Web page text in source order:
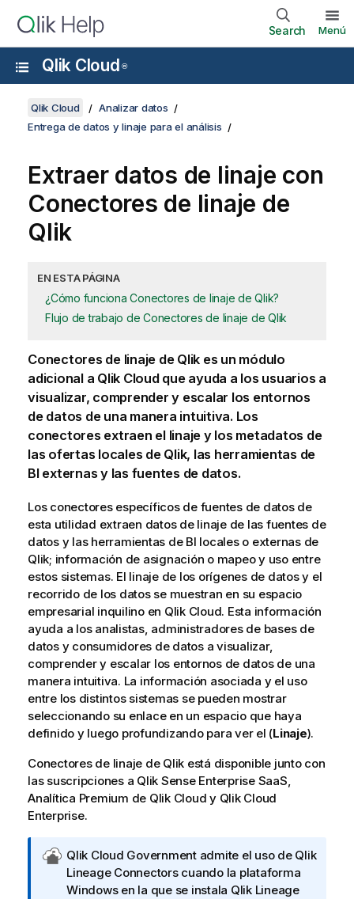
Search Menú
Qlik Cloud ®
Qlik Cloud
Analizar datos
Entrega de datos y linaje para el análisis
Extraer datos de linaje con
Conectores de linaje de
Qlik
EN ESTA PÁGINA
¿Cómo funciona Conectores de linaje de Qlik?
Flujo de trabajo de Conectores de linaje de Qlik
Conectores de linaje de Qlik es un módulo
adicional a Qlik Cloudque ayuda a los usuarios a
visualizar, comprender y escalar los entornos
de datos de una manera intuitiva. Los
conectores extraen el linaje y los metadatos de
las ofertas locales de Qlik, las herramientas de
BI externas y las fuentes de datos.
Los conectores específicos de fuentes de datos de
esta utilidad extraen datos de linaje de las fuentes de
datos y las herramientas de BI locales o externas de
Qlik; información de asignación o mapeo y uso entre
estos sistemas. El linaje de los orígenes de datos y el
recorrido de los datos se muestran en su espacio
empresarial inquilino en Qlik Cloud. Esta información
ayuda a los analistas, administradores de bases de
datos y consumidores de datos a visualizar,
comprender y escalar los entornos de datos de una
manera intuitiva. La información asociada y el uso
entre los distintos sistemas se pueden mostrar
seleccionando su enlace en un espacio que haya
definido y luego profundizando para ver el (Linaje).
Conectores de linaje de Qlik está disponible junto con
las suscripciones a Qlik Sense Enterprise SaaS,
Analítica Premium de Qlik Cloud y Qlik Cloud
Enterprise.
N
o
t
Qlik Cloud Governmentadmite el uso de Qlik
Lineage Connectorscuando la plataforma
Windowsen la que se instala Qlik Lineage